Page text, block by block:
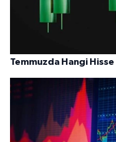
Temmuzda Hangi Hisse